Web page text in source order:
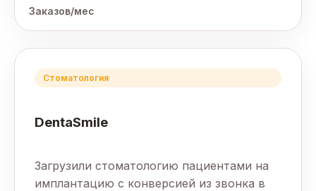
Заказов/мес
Стоматология
DentaSmile
Загрузили стоматологию пациентами на
имплантацию с конверсией из звонка в